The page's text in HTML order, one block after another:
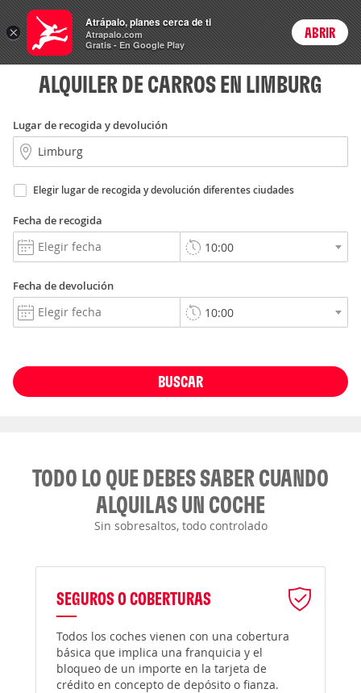
Rent
a Car Login
ALQUILER DE CARROS EN LIMBURG
Lugar de recogida y devolución
Elegir lugar de recogida y devolución diferentes ciudades
Fecha de recogida
Fecha de devolución
BUSCAR
TODO LO QUE DEBES SABER CUANDO
ALQUILAS UN COCHE
Sin sobresaltos, todo controlado
SEGUROS O COBERTURAS
Todos los coches vienen con una cobertura
básica que implica una franquicia y el
bloqueo de un importe en la tarjeta de
crédito en concepto de depósito o fianza.
×
Atrápalo, planes cerca de ti
Atrapalo.com
Gratis - En Google Play
ABRIR